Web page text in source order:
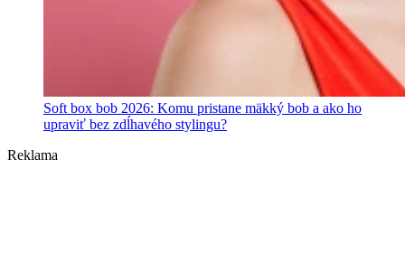
Soft box bob 2026: Komu pristane mäkký bob a ako ho
upraviť bez zdĺhavého stylingu?
Reklama